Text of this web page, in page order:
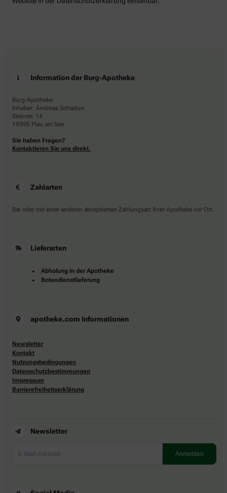
Information der Burg-Apotheke
Burg-Apotheke
Inhaber: Andreas Schadow
Steinstr. 14
19395 Plau am See
Sie haben Fragen?
Kontaktieren Sie uns direkt.
Zahlarten
Bar oder mit einer anderen akzeptierten Zahlungsart Ihrer Apotheke vor Ort.
Lieferarten
Abholung in der Apotheke
Botendienstlieferung
apotheke.com Informationen
Newsletter
Kontakt
Nutzungsbedingungen
Datenschutzbestimmungen
Impressum
Barrierefreiheitserklärung
Newsletter